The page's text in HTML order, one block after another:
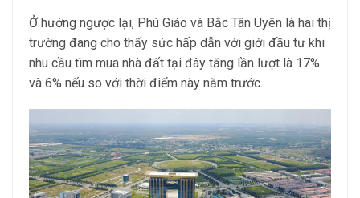
Ở hướng ngược lại, Phú Giáo và Bắc Tân Uyên là hai thị
trường đang cho thấy sức hấp dẫn với giới đầu tư khi
nhu cầu tìm mua nhà đất tại đây tăng lần lượt là 17%
và 6% nếu so với thời điểm này năm trước.